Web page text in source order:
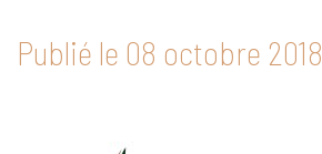
Publié le 08 octobre 2018